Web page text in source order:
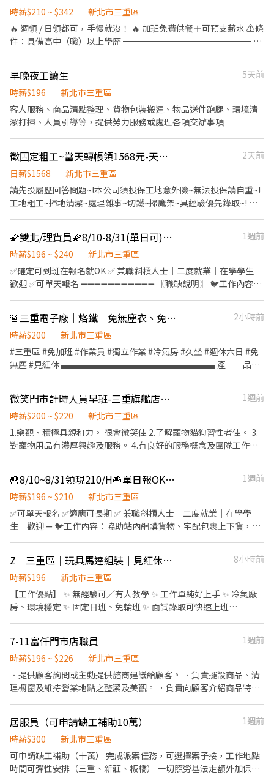
升級！ 【你的主要任務：階段性成長】 📦 第一階段：倉儲理貨與品
質把關（打好基本功） 精準出貨：負責日常進出貨作業、揀貨與包
貨，確保商品準確送達客戶手中。 品質控管：執行產品品管檢查。
業。 💻 第二階段：行政營運與客服支援（技能再升級） 數據與表
單：協助訂單管理與簡易報表、表單製作。 客服與行政：熟悉現場
作業後，將視情況安排執行客服回覆與行政相關支援。 團隊協作：
其他主管交辦事項，與團隊一起解決營運上的大小事。 【我們在找
這樣的你】 細心負責：面對繁雜的訂單與商品，能保持耐心與細緻
度。 靈活彈性：願意配合現場實際情況，彈性調配每日的工作優先
順序。 願意學習：不排斥體力活，且對電商後台行政、客服作業有
先至官網逛逛，了解我們正在熱賣的優質商品！)
時薪$210 ~ $342
新北市三重區
🔥 週領 / 日領都可，手慢就沒！ 🔥 加班免費供餐＋可預支薪水 ⚠️條
件：具備高中（職）以上學歷 ━━━━━━━━━━━━━━━ 👑
━━━━━━━━━━━━━━━ 【工作內容】筆電的組裝/測試/
包裝 【上班地點】新北市三重區興德路 【上班時間】09:00～
18:00 【加班時間】18:30～20:30 【休息時間】上下午10分/午休60
分/加班30分 【薪資待遇】時薪 $210 加班$277 ~$342 【預支薪
早晚夜工讀生
5天前
時薪$196
新北市三重區
客人服務、商品清點整理、貨物包裝搬運、物品送件跑腿、環境清
潔打掃、人員引導等，提供勞力服務或處理各項交辦事項
徵固定粗工~當天轉帳領1568元-天天有工作~無經驗可~有經驗佳~歡迎各位加入
2天前
日薪$1568
新北市三重區
請先投履歷回答問題~!本公司須投保工地意外險~無法投保請自重~!
工地粗工~掃地清潔~處理雜事~切鐵~掃鷹架~具經驗優先錄取~! 無
位加入團隊 能支援各工地及一週配合多日的優先錄取！ 應徵工作~
請先在小雞上工留言~勿直接撥打電話~! 另外，我們是政府合法立案
公司，且經過小雞上工認證，怕詐騙不要來！ 麻煩~晚上19:00到早
上9:00分為休息時間~可於小雞上工留言~請勿撥打電話
🌠雙北/理貨員🌠8/10-8/31(單日可)領現240/H🌠午/晚/夜 C2
1週前
時薪$196 ~ $240
新北市三重區
✅確定可到班在報名就OK ✅ 兼職斜槓人士｜二度就業｜在學學生
歡迎 ✅可單天報名 ➖➖➖➖➖➖➖➖➖➖➖ 〖職缺說明〗 🐦工作內容：
➖➖➖➖➖以下工作地點自選➖➖➖➖➖➖ 🐦工作地點1：新北市三重區
重光街50號（新北產業園區站旁） 工作時間： ➡️下午短班：16：
30 ~ 19：30 →$時薪196元 ➡️小夜班：17:00/17:30/18：00 ~ 23：
30 →$時薪196元 ➡️小夜班B 18：30 / 19:00 (自選時段上班) ~ 23：
06：00 →＄時薪210元(冷藏)（長期匯款） ➖➖➖➖➖➖➖➖➖➖➖ 🐦
工作地點2：新北市三重區光復路二段161號（近先嗇宮） 工作時
30 (自選時段下班) →$時薪196/H ➡️大夜班：00：30 ~ 07：
00→＄時薪210元 ➖➖➖➖➖➖➖➖➖➖➖ 🐦工作地點3：新北市蘆洲區
國道路二段86號（近徐匯中學站） 工作時間： ➡️小夜班18：00 ~
24：00→$時薪196/H ➡️大夜班01：00 ~ 07：00→＄時薪210元
➖➖➖➖➖➖➖➖➖➖➖ 🐦工作地點4：新北市中和區環中路140號（近
中和環球） 工作時間： ➡️大夜班00：30 / 01：00 ~ 07：00→＄時
薪210元 ➖➖➖➖➖➖➖➖➖➖➖ 🐦工作地點5：台北市北投區立德路
111號 (北投關渡站旁) 工作時間： ➡️下午班：下午15：00 /16：00
~ 20：00 ＄時薪200元（以長期職缺為主，臨時偶爾會開:當天才
能確認名額）臨時人員可下班領現 ➡️大夜班：凌晨01：00 ~ 07：
00 ＄時薪210元 ➡️清晨班：清晨04：00 ~ 08：00 ＄時薪
220元 ➖➖➖➖➖➖➖➖➖➖➖ 🐦工作地點6：台北市南港區重陽路423
巷2號 工作時間： ➡️大夜班：凌晨00：00/ 00：30 (當天通知開班時
間) ～ 07：00＄時薪215元 ➖➖➖➖➖➖➖➖➖➖➖ 🐦工作地點7：新北
確認有無缺額!!) ➖➖➖➖➖➖➖➖➖➖➖ 🐦工作地點8：新北市八里區商
港五路65號 (台北港旁、近八里老街) ➡️中班：中午11點/12點/13點
(自選時段進場) -19:00 ＄時薪 230/H (7/30前限時加碼中， 原時薪
為220/H) 中間休息時間:下午14:00-14:30（休息時間不計薪）
➖➖➖➖➖➖➖➖➖➖ ➡️小夜班｜晚上19:00-24:00 ➡️時薪220元
➖➖➖➖➖➖➖➖➖➖ ➡️大夜班｜ 半夜24:00/24:30 -
05:00/05:30/06:00/06:30(自選時段下班) ➡️時薪240元 (7/30前限時
加碼中，原時薪235/H) ➖➖➖➖➖➖➖➖➖➖ ＊各時段班別限額-收滿
為止＊ 加 公司官方 ʟɪɴᴇ 詢問：ID ➤ @lisin888（力信公司） 線上應
徵 https://lin.ee/A16xNAj 阿樂專員 ☎️0908-615333
🚨三重電子廠｜烙鐵｜免無塵衣、免加班
2小時前
時薪$200
新北市三重區
#三重區 #免加班 #作業員 #獨立作業 #冷氣房 #久坐 #週休六日 #免
無塵 #見紅休 ▄▄▄▄▄▄▄▄▄▄▄▄▄▄▄▄▄▄ 產 品：
供 餐：自理 休假方式：週休六日/見紅休 作業型態：獨立作
業、久坐居多 工作內容：組裝/焊錫/品檢/包裝/備料 簡
易機台操作/環境整潔 備註需求：有耐心、眼力好、不菸不檳榔
不噴香水 應徵方式：按立即應徵 加LIN.E：
微笑門市計時人員早班-三重旗艦店週一到週五10:00-14:00
1週前
時薪$200 ~ $220
新北市三重區
1.樂觀、積極具親和力。 很會微笑佳 2.了解寵物貓狗習性者佳。 3.
對寵物用品有濃厚興趣及服務。 4.有良好的服務概念及團隊工作精
🍟8/10~8/31領現210/H🍟單日報OK🍟近捷運先嗇宮🍟大小夜理貨員 C2
1週前
時薪$196 ~ $210
新北市三重區
✅可單天報名 ✅適應可長期 ✅ 兼職斜槓人士｜二度就業｜在學學
生 歡迎 ➖ 🐦工作內容：協助站內網購貨物、宅配包裹上下貨，按
路二段161號（先嗇宮六分鐘） 工作時間： #下午班：
15:00/16:00/16:30(自選時段進場) ~ 20：30 ➡️時薪196/H #大夜
班：00：30 ~ 07：00 ➡️時薪210/H ➖➖➖➖➖➖➖➖➖➖➖ ＊各時段班
別限額-收滿為止＊ 加 公司官方 ʟɪɴᴇ 詢問：ID ➤ @lisin888（力信
Z｜三重區｜玩具馬達組裝｜見紅休｜冷氣廠房
8小時前
時薪$196
新北市三重區
【工作優點】 ✨ 無經驗可／有人教學 ✨ 工作單純好上手 ✨ 冷氣廠
房、環境穩定 ✨ 固定日班、免輪班 ✨ 面試錄取可快速上班
【薪資待遇】 💰 時薪 196 元 【休假制度】 📅 週休二日／見紅休
（週六視情況加班） 【工作地點】 📍 三重區光復路一段（近先嗇宮
捷運站） ✌️截圖後-快速應徵：https://lin.ee/AeE2u7i ✌️沃克人力：
02-2388-1982 ✌️葉專員：0967255368
7-11富仟門市店職員
1週前
時薪$196 ~ $226
新北市三重區
．提供顧客詢問或主動提供諮商建議給顧客。 ．負責擺設商品、清
理櫥窗及維持營業地點之整潔及美觀。 ．負責向顧客介紹商品特
束營業前，統計銷售情形、盤點貨品存量及撰寫當日業務報表。 全
勤獎金600-1200 任職滿一年免費體檢 特休金額每年1月結算轉現金
每月分發營運獎金3-10元/每小時 年終獎金依個人表現發放
居服員（可申請缺工補助10萬）
1週前
時薪$300
新北市三重區
可申請缺工補助（十萬） 完成派案任務，可選擇案子接，工作地點
時間可彈性安排（三重、新莊、板橋） 一切照勞基法走額外加保團